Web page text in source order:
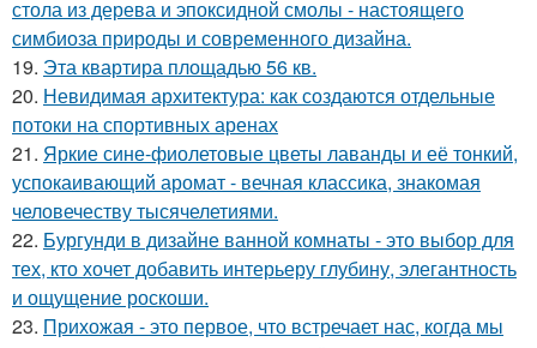
стола из дерева и эпоксидной смолы - настоящего
симбиоза природы и современного дизайна.
19. Эта квартира площадью 56 кв.
20. Невидимая архитектура: как создаются отдельные
потоки на спортивных аренах
21. Яркие сине-фиолетовые цветы лаванды и её тонкий,
успокаивающий аромат - вечная классика, знакомая
человечеству тысячелетиями.
22. Бургунди в дизайне ванной комнаты - это выбор для
тех, кто хочет добавить интерьеру глубину, элегантность
и ощущение роскоши.
23. Прихожая - это первое, что встречает нас, когда мы